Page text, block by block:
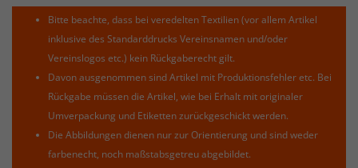
Bitte beachte, dass bei veredelten Textilien (vor allem Artikel
inklusive des Standarddrucks Vereinsnamen und/oder
Vereinslogos etc.) kein Rückgaberecht gilt.
Davon ausgenommen sind Artikel mit Produktionsfehler etc. Bei
Rückgabe müssen die Artikel, wie bei Erhalt mit originaler
Umverpackung und Etiketten zurückgeschickt werden.
Die Abbildungen dienen nur zur Orientierung und sind weder
farbenecht, noch maßstabsgetreu abgebildet.